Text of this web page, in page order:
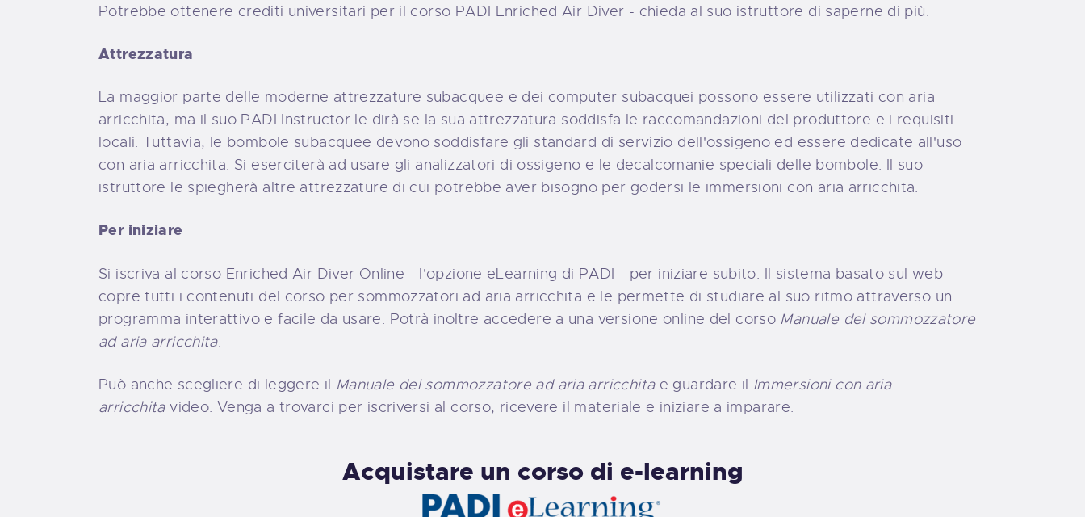
Potrebbe ottenere crediti universitari per il corso PADI Enriched Air Diver - chieda al suo istruttore di saperne di più.
Attrezzatura
La maggior parte delle moderne attrezzature subacquee e dei computer subacquei possono essere utilizzati con aria
arricchita, ma il suo PADI Instructor le dirà se la sua attrezzatura soddisfa le raccomandazioni del produttore e i requisiti
locali. Tuttavia, le bombole subacquee devono soddisfare gli standard di servizio dell'ossigeno ed essere dedicate all'uso
con aria arricchita. Si eserciterà ad usare gli analizzatori di ossigeno e le decalcomanie speciali delle bombole. Il suo
istruttore le spiegherà altre attrezzature di cui potrebbe aver bisogno per godersi le immersioni con aria arricchita.
Per iniziare
Si iscriva al corso Enriched Air Diver Online - l'opzione eLearning di PADI - per iniziare subito. Il sistema basato sul web
copre tutti i contenuti del corso per sommozzatori ad aria arricchita e le permette di studiare al suo ritmo attraverso un
programma interattivo e facile da usare. Potrà inoltre accedere a una versione online del corso Manuale del sommozzatore
ad aria arricchita.
Può anche scegliere di leggere il Manuale del sommozzatore ad aria arricchitae guardare il Immersioni con aria
arricchitavideo. Venga a trovarci per iscriversi al corso, ricevere il materiale e iniziare a imparare.
Acquistare un corso di e-learning